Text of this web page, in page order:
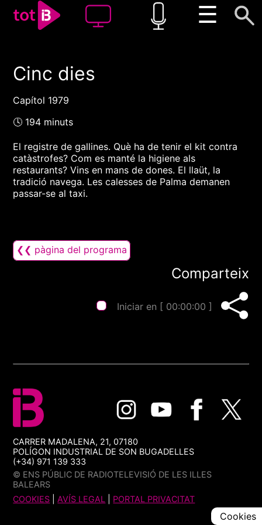
☰
00:00 00:00
Cinc dies
Capítol 1979
🕓 194 minuts
El registre de gallines. Què ha de tenir el kit contra
catàstrofes? Com es manté la higiene als
restaurants? Vins en mans de dones. El llaüt, la
tradició navega. Les calesses de Palma demanen
passar-se al taxi.
❮❮ pàgina del programa
Comparteix
Iniciar en [ 00:00:00 ]
CARRER MADALENA, 21, 07180
POLÍGON INDUSTRIAL DE SON BUGADELLES
(+34) 971 139 333
© ENS PÚBLIC DE RADIOTELEVISIÓ DE LES ILLES
BALEARS
COOKIES |AVÍS LEGAL PORTAL PRIVACITAT
Cookies